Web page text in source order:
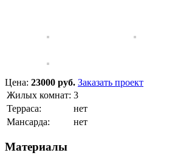
Цена: 23000 руб. Заказать проект
Жилых комнат: 3
Терраса:
нет
Мансарда:
нет
Материалы